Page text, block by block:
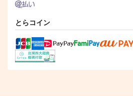
とらコイン